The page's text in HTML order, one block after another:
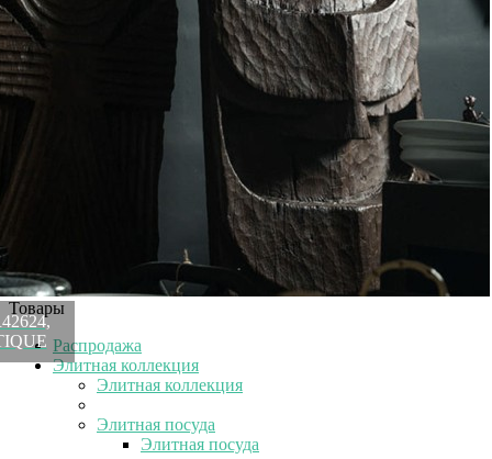
Шкаф PR51183A, Тиковое дерево, dark brown,
Товары
Распродажа
Элитная коллекция
Элитная коллекция
Элитная посуда
Элитная посуда